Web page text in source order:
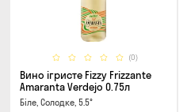
(0)
Вино ігристе Fizzy Frizzante
Amaranta Verdejo 0.75л
Біле, Солодке, 5.5°